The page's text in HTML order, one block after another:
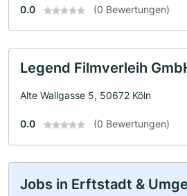
0.0 (0 Bewertungen)
Legend Filmverleih
Alte Wallgasse 5, 50672 Köln
0.0 (0 Bewertungen)
Jobs in Erftstadt &